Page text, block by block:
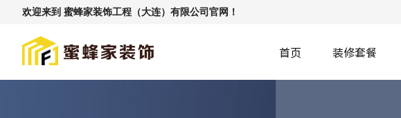
欢迎来到 蜜蜂家装饰工程（大连）有限公司官网！
首页 装修套餐